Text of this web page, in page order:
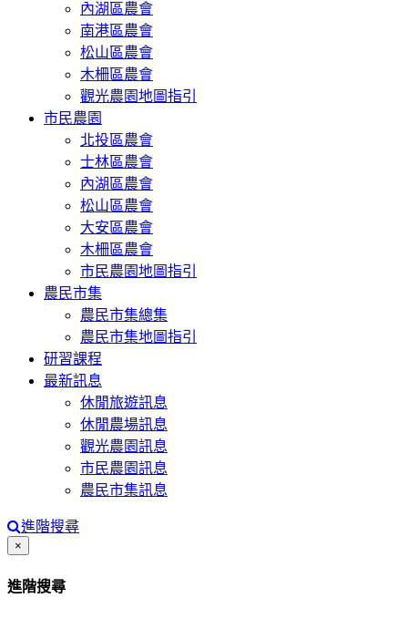
內湖區農會
南港區農會
松山區農會
木柵區農會
觀光農園地圖指引
市民農園
北投區農會
士林區農會
內湖區農會
松山區農會
大安區農會
木柵區農會
市民農園地圖指引
農民市集
農民市集總集
農民市集地圖指引
研習課程
最新訊息
休閒旅遊訊息
休閒農場訊息
觀光農園訊息
市民農園訊息
農民市集訊息
進階搜尋
×
進階搜尋